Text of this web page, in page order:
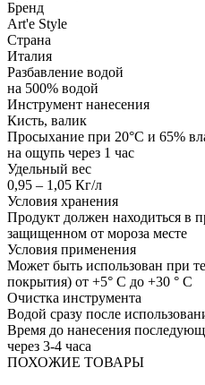
Бренд
Art'e Style
Страна
Италия
Разбавление водой
на 500% водой
Инструмент нанесения
Кисть, валик
Просыхание при 20°С и 65%
на ощупь через 1 час
Удельный вес
0,95 – 1,05 Кг/л
Условия хранения
Продукт должен находиться в
защищенном от мороза месте
Условия применения
Может быть использован при
покрытия) от +5° C до +30 ° C
Очистка инструмента
Водой сразу после
Время до нанесения
через 3-4 часа
ПОХОЖИЕ ТОВАРЫ